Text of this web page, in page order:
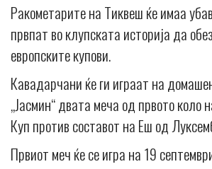
Ракометарите на Тиквеш ќе имаа
првпат во клупската историја да
европските купови.
Кавадарчани ќе ги играат на
„Јасмин“ двата меча од првото коло
Куп против составот на Еш од
Првиот меч ќе се игра на 19